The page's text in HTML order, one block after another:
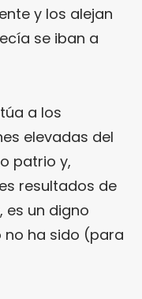
y los alejan
se iban a
a los
elevadas del
patrio y,
resultados de
es un digno
no ha sido (para